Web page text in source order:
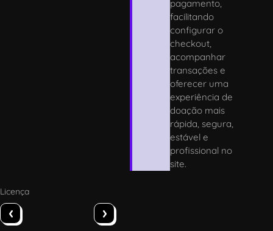
pagamento,
facilitando
configurar o
checkout,
acompanhar
transações e
oferecer uma
experiência de
doação mais
rápida, segura,
estável e
profissional no
site.
Licença
‹ ›